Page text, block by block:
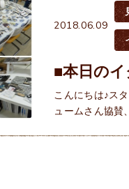
2018.06.09
■本日の
こんにちは♪ス
ュームさん協賛